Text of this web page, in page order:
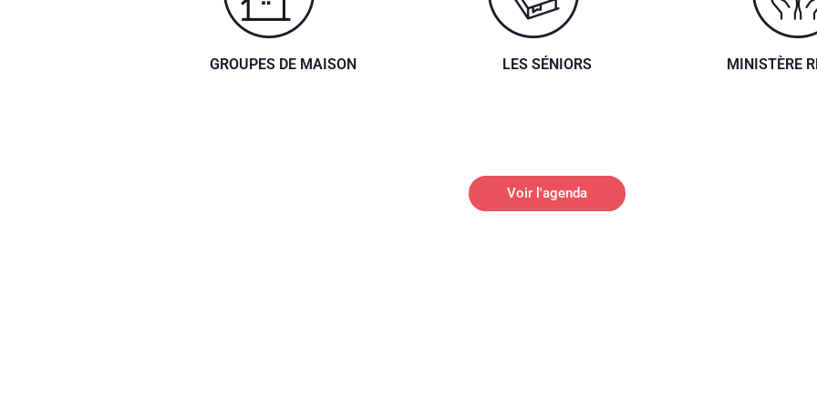
GROUPES DE MAISON LES SÉNIORS MINISTÈRE
Voir l'agenda